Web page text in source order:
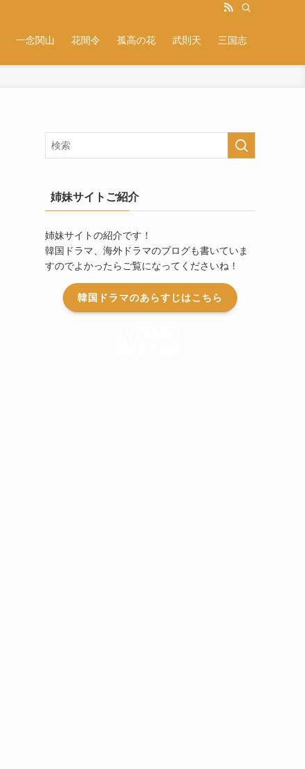
一念関山 花間令 孤高の花 武則天 三国志
姉妹サイトご紹介
姉妹サイトの紹介です！
韓国ドラマ、海外ドラマのブログも書いていま
すのでよかったらご覧になってくださいね！
韓国ドラマのあらすじはこちら